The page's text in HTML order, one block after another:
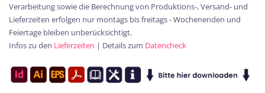
Verarbeitung sowie die Berechnung von Produktions-, Versand- und
Lieferzeiten erfolgen nur montags bis freitags - Wochenenden und
Feiertage bleiben unberücksichtigt.
Infos zu den Lieferzeiten | Details zum Datencheck